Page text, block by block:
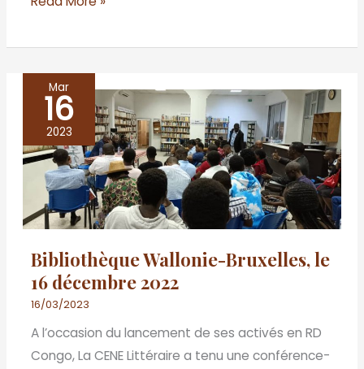
Mar
16
2023
Bibliothèque Wallonie-Bruxelles, le
16 décembre 2022
16/03/2023
A l’occasion du lancement de ses activés en RD
Congo, La CENE Littéraire a tenu une conférence-
Bibliothèque
Wallonie-
Bruxelles,
décembre